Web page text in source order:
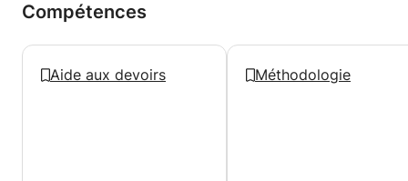
Compétences
Aide aux devoirs Méthodologie